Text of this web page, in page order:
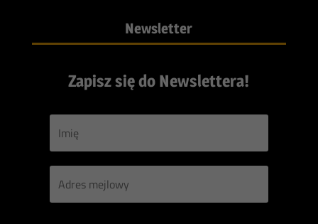
Newsletter
Zapisz się do Newslettera!